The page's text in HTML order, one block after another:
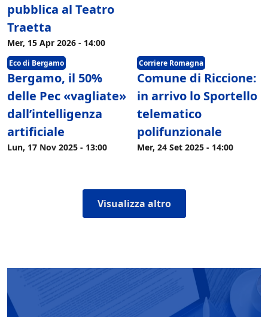
pubblica al Teatro
Traetta
Mer, 15 Apr 2026 - 14:00
Eco di Bergamo
Bergamo, il 50%
delle Pec «vagliate»
dall’intelligenza
artificiale
Lun, 17 Nov 2025 - 13:00
Corriere Romagna
Comune di Riccione:
in arrivo lo Sportello
telematico
polifunzionale
Mer, 24 Set 2025 - 14:00
Visualizza altro